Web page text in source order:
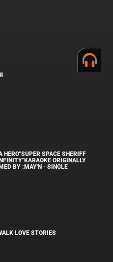
HERO"SUPER SPACE SHERIFF
ORIGINALLY
BY :MAY'N - SINGLE
LOVE STORIES